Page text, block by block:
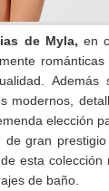
de Myla, en
Además
modernos,
elección
gran
esta colección
de baño.